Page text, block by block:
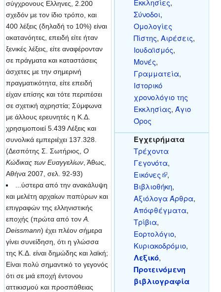
σύγχρονους Ελληνες, 2.200
σχεδόν με τον ίδιο τρόπο, και
400 λέξεις (δηλαδή το 10%) είναι
ακατανόητες, επειδή είτε ήταν
ξενικές λέξεις, είτε αναφέρονταν
σε πράγματα και καταστάσεις
άσχετες με την σημερινή
πραγματικότητα, είτε επειδή
είχαν επίσης και τότε περιπέσει
σε σχετική αχρηστία; Σύμφωνα
με άλλους ερευνητές η Κ.Δ.
χρησιμοποιεί 5.439 Λέξεις και
συνολικά εμπεριέχει 137.328.
(Δεσπότης Σ. Σωτήριος, Ο
Κώδικας των Ευαγγελίων , Άθως,
Αθήνα 2007, σελ. 92-93)
...ύστερα από την ανακάλυψη
και μελέτη αρχαίων παπύρων και
επιγραφών της ελληνιστικής
εποχής (πρώτα από τον Α.
Deissmann) έχει πλέον σήμερα
γίνει συνείδηση, ότι η γλώσσα
της Κ.Δ. είναι δημώδης και λαϊκή;
Είναι πολύ σημαντικό το γεγονός
ότι σε μιά εποχή έντονου
αττικισμού και προσπάθειας
Εκκλησίες,
Σύνοδοι,
Ομολογίες
Πίστης, Αιρέσεις,
Ιουδαϊσμός,
Μονές,
Γραμματεία,
Ιστορικό
χρονολόγιο της
Εκκλησίας, Άγιο
Όρος
Εγχειρήματα
Τρέχοντα
Γεγονότα,
Εικόνες
,
Βιβλιοθήκη,
Αξιόλογα Άρθρα,
Απόφθέγματα,
Τρίβια,
Εορτολόγιο,
Κυριακοδρόμιο,
Λεξικό,
Προτεινόμενη
βιβλιογραφία